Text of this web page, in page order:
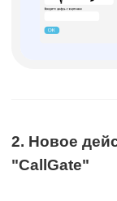
2. Новое
"CallGate"